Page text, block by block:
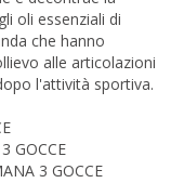
oli essenziali di
che hanno
alle articolazioni
l'attività sportiva.
GOCCE
3 GOCCE